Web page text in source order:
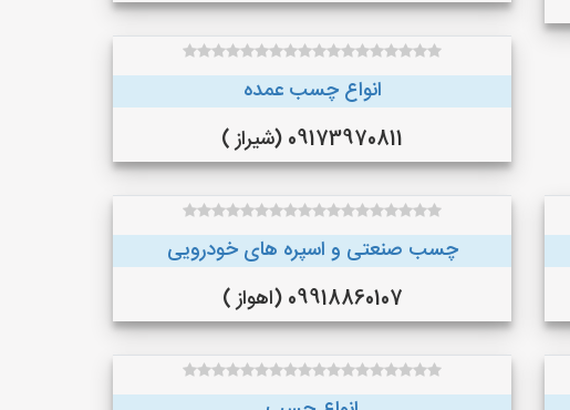
انواع چسب عمده
09173970811 (شیراز )
چسب صنعتی و اسپره های خودرویی
09918860107 (اهواز )